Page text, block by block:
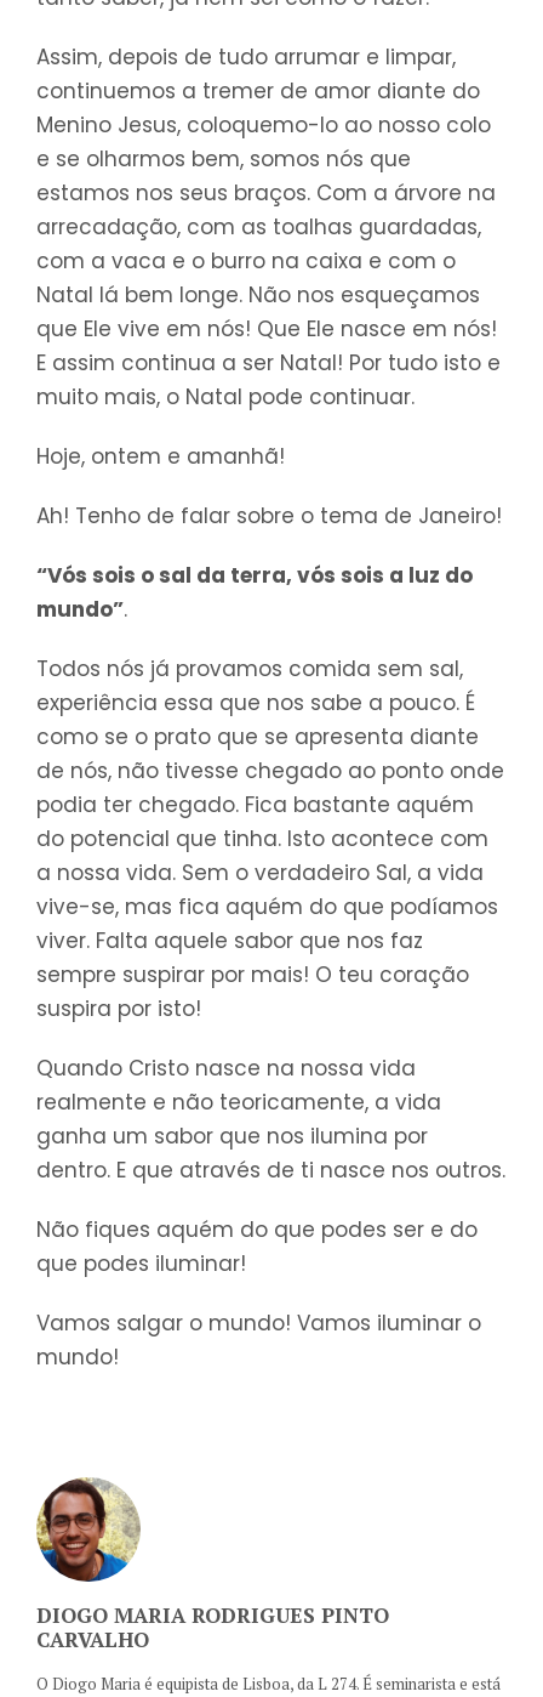
DIOGO MARIA RODRIGUES PINTO
CARVALHO
O Diogo Maria é equipista de Lisboa, da L 274. É seminarista e está
Assim, depois de tudo arrumar e limpar,
continuemos a tremer de amor diante do
Menino Jesus, coloquemo-lo ao nosso colo
e se olharmos bem, somos nós que
estamos nos seus braços. Com a árvore na
arrecadação, com as toalhas guardadas,
com a vaca e o burro na caixa e com o
Natal lá bem longe. Não nos esqueçamos
que Ele vive em nós! Que Ele nasce em nós!
E assim continua a ser Natal! Por tudo isto e
muito mais, o Natal pode continuar.
Hoje, ontem e amanhã!
Ah! Tenho de falar sobre o tema de Janeiro!
“Vós sois o sal da terra, vós sois a luz do
mundo”.
Todos nós já provamos comida sem sal,
experiência essa que nos sabe a pouco. É
como se o prato que se apresenta diante
de nós, não tivesse chegado ao ponto onde
podia ter chegado. Fica bastante aquém
do potencial que tinha. Isto acontece com
a nossa vida. Sem o verdadeiro Sal, a vida
vive-se, mas fica aquém do que podíamos
viver. Falta aquele sabor que nos faz
sempre suspirar por mais! O teu coração
suspira por isto!
Quando Cristo nasce na nossa vida
realmente e não teoricamente, a vida
ganha um sabor que nos ilumina por
dentro. E que através de ti nasce nos outros.
Não fiques aquém do que podes ser e do
que podes iluminar!
Vamos salgar o mundo! Vamos iluminar o
mundo!